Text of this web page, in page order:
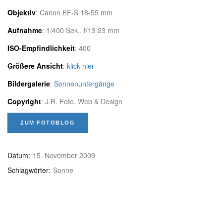
Objektiv: Canon EF-S 18-55 mm
Aufnahme: 1/400 Sek,. f/13 23 mm
ISO-Empfindlichkeit: 400
Größere Ansicht: klick hier
Bildergalerie: Sonnenuntergänge
Copyright: J.R. Foto, Web & Design
ZUM FOTOBLOG
Datum: 15. November 2009
Schlagwörter: Sonne